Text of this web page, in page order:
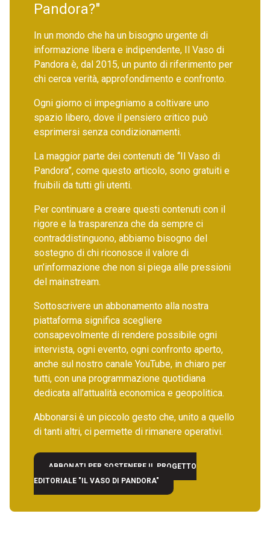
Pandora?"
In un mondo che ha un bisogno urgente di
informazione libera e indipendente, Il Vaso di
Pandora è, dal 2015, un punto di riferimento per
chi cerca verità, approfondimento e confronto.
Ogni giorno ci impegniamo a coltivare uno
spazio libero, dove il pensiero critico può
esprimersi senza condizionamenti.
La maggior parte dei contenuti de “Il Vaso di
Pandora”, come questo articolo, sono gratuiti e
fruibili da tutti gli utenti.
Per continuare a creare questi contenuti con il
rigore e la trasparenza che da sempre ci
contraddistinguono, abbiamo bisogno del
sostegno di chi riconosce il valore di
un’informazione che non si piega alle pressioni
del mainstream.
Sottoscrivere un abbonamento alla nostra
piattaforma significa scegliere
consapevolmente di rendere possibile ogni
intervista, ogni evento, ogni confronto aperto,
anche sul nostro canale YouTube, in chiaro per
tutti, con una programmazione quotidiana
dedicata all’attualità economica e geopolitica.
Abbonarsi è un piccolo gesto che, unito a quello
di tanti altri, ci permette di rimanere operativi.
ABBONATI PER SOSTENERE IL PROGETTO
EDITORIALE "IL VASO DI PANDORA"